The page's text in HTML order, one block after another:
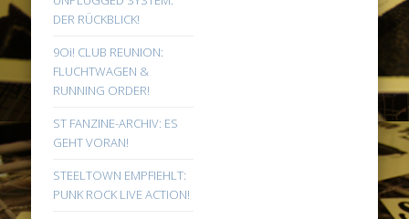
DER RÜCKBLICK!
9Oi! CLUB REUNION:
FLUCHTWAGEN &
RUNNING ORDER!
ST FANZINE-ARCHIV: ES
GEHT VORAN!
STEELTOWN EMPFIEHLT:
PUNK ROCK LIVE ACTION!